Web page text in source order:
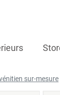
sur-mesure